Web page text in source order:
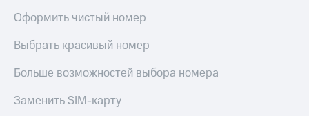
Оформить чистый номер
Выбрать красивый номер
Больше возможностей выбора номера
Заменить SIM-карту